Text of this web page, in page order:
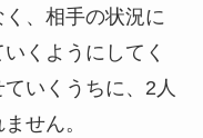
、相手の状況に
くようにしてく
いくうちに、2人
せん。